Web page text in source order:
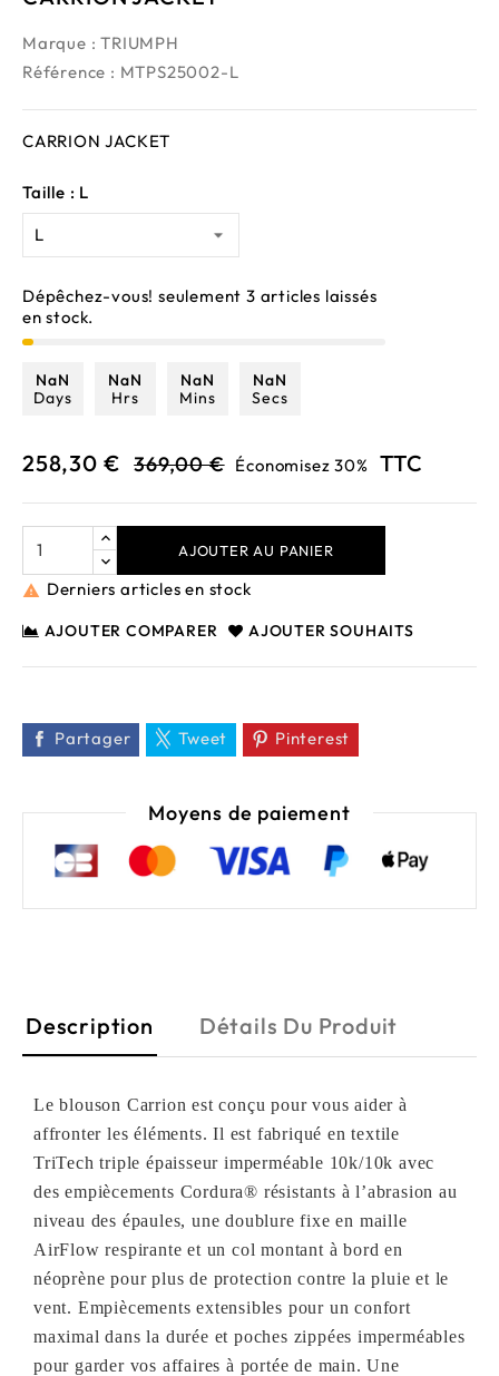
Marque : TRIUMPH
Référence : MTPS25002-L
CARRION JACKET
Taille : L
Dépêchez-vous! seulement3 articles laissés
en stock.
NaN
Days
NaN
Hrs
NaN
Mins
NaN
Secs
258,30 € 369,00 € Économisez 30% TTC
AJOUTER AU PANIER
 Derniers articles en stock
AJOUTER COMPARER AJOUTER SOUHAITS
Partager Tweet Pinterest
Moyens de paiement
Description Détails Du Produit
Le blouson Carrion est conçu pour vous aider à
affronter les éléments. Il est fabriqué en textile
TriTech triple épaisseur imperméable 10k/10k avec
des empiècements Cordura® résistants à l’abrasion au
niveau des épaules, une doublure fixe en maille
AirFlow respirante et un col montant à bord en
néoprène pour plus de protection contre la pluie et le
vent. Empiècements extensibles pour un confort
maximal dans la durée et poches zippées imperméables
pour garder vos affaires à portée de main. Une